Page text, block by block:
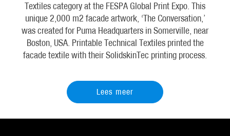
Textiles category at the FESPA Global Print Expo. This
unique 2,000 m2 facade artwork, ‘The Conversation,’
was created for Puma Headquarters in Somerville, near
Boston, USA. Printable Technical Textiles printed the
facade textile with their SolidskinTec printing process.
Lees meer